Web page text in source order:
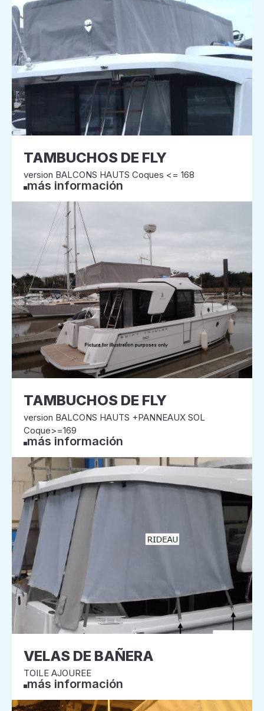
TAMBUCHOS DE FLY
version BALCONS HAUTS Coques <= 168
más información
TAMBUCHOS DE FLY
version BALCONS HAUTS +PANNEAUX SOL
Coque>=169
más información
VELAS DE BAÑERA
TOILE AJOUREE
más información